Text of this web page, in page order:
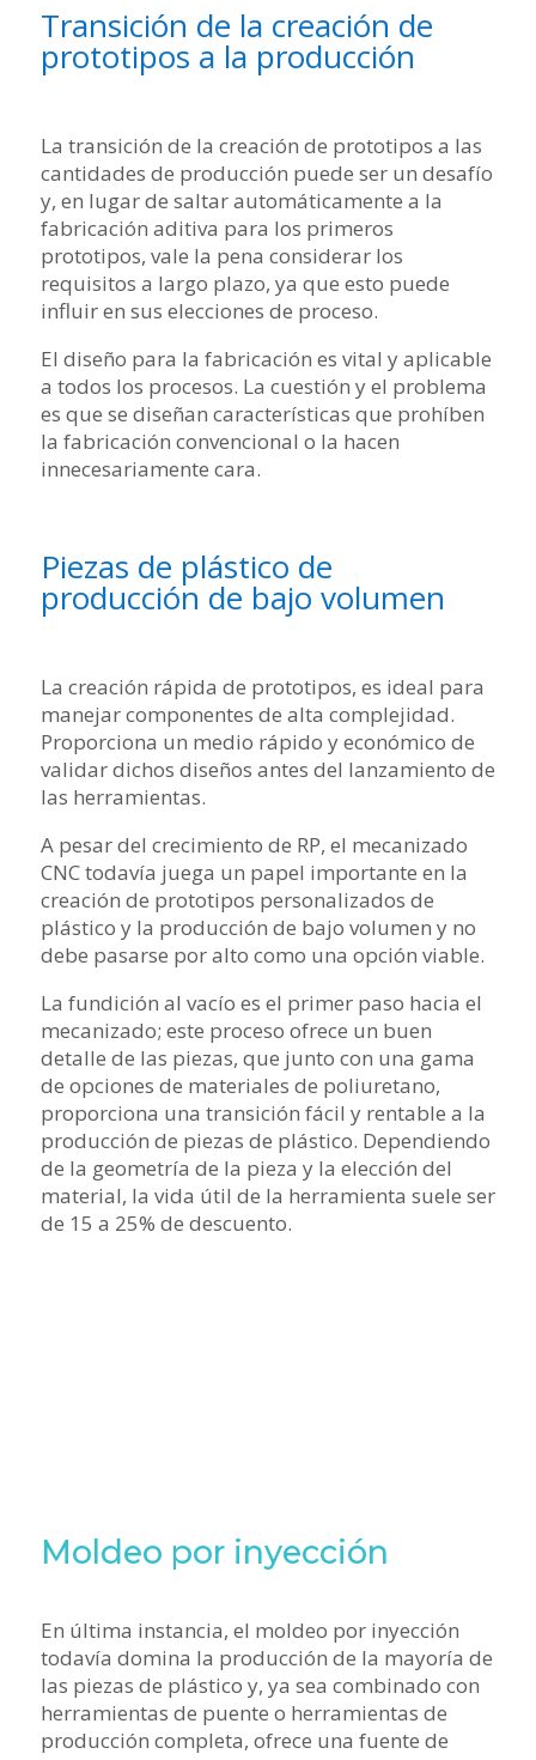
Transición de la creación de
prototipos a la producción
La transición de la creación de prototipos a las
cantidades de producción puede ser un desafío
y, en lugar de saltar automáticamente a la
fabricación aditiva para los primeros
prototipos, vale la pena considerar los
requisitos a largo plazo, ya que esto puede
influir en sus elecciones de proceso.
El diseño para la fabricación es vital y aplicable
a todos los procesos. La cuestión y el problema
es que se diseñan características que prohíben
la fabricación convencional o la hacen
innecesariamente cara.
Piezas de plástico de
producción de bajo volumen
La creación rápida de prototipos, es ideal para
manejar componentes de alta complejidad.
Proporciona un medio rápido y económico de
validar dichos diseños antes del lanzamiento de
las herramientas.
A pesar del crecimiento de RP, el mecanizado
CNC todavía juega un papel importante en la
creación de prototipos personalizados de
plástico y la producción de bajo volumen y no
debe pasarse por alto como una opción viable.
La fundición al vacío es el primer paso hacia el
mecanizado; este proceso ofrece un buen
detalle de las piezas, que junto con una gama
de opciones de materiales de poliuretano,
proporciona una transición fácil y rentable a la
producción de piezas de plástico. Dependiendo
de la geometría de la pieza y la elección del
material, la vida útil de la herramienta suele ser
de 15 a 25% de descuento.
Moldeo por inyección
En última instancia, el moldeo por inyección
todavía domina la producción de la mayoría de
las piezas de plástico y, ya sea combinado con
herramientas de puente o herramientas de
producción completa, ofrece una fuente de